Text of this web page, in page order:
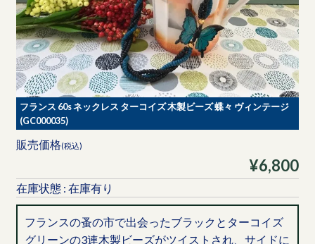
フランス 60s ネックレス ターコイズ 木製ビーズ 蝶々 ヴィンテージ
(GC000035)
販売価格(税込)
¥6,800
在庫状態 : 在庫有り
フランスの蚤の市で出会ったブラックとターコイズ
グリーンの3連木製ビーズがツイストされ、サイドに